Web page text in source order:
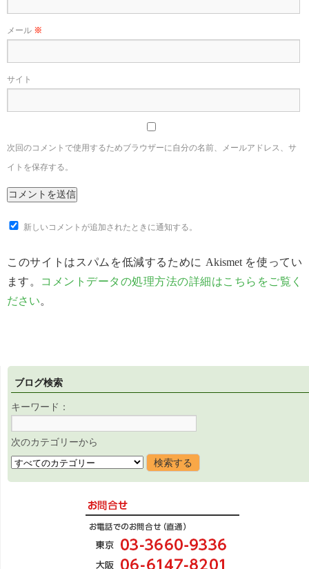
メール ※
サイト
次回のコメントで使用するためブラウザーに自分の名前、メールアドレス、サ
イトを保存する。
新しいコメントが追加されたときに通知する。
このサイトはスパムを低減するために Akismet を使ってい
ます。 コメントデータの処理方法の詳細はこちらをご覧く
ださい。
ブログ検索
キーワード：
次のカテゴリーから